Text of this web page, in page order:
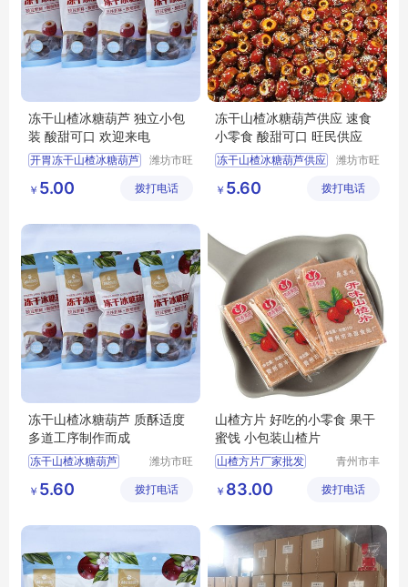
冻干山楂冰糖葫芦 独立小包
装 酸甜可口 欢迎来电
开胃冻干山楂冰糖葫芦
冻干山楂冰糖葫芦
潍坊市旺
限公司
￥ 5.00 拨打电话
冻干山楂冰糖葫芦供应 速食
小零食 酸甜可口 旺民供应
冻干山楂冰糖葫芦供应
冻干山楂冰糖葫芦
潍坊市旺
限公司
￥ 5.60 拨打电话
冻干山楂冰糖葫芦 质酥适度
多道工序制作而成
冻干山楂冰糖葫芦
冻干芝麻糖葫芦
冻干山楂冰糖葫芦厂家
潍坊市旺
限公司
￥ 5.60 拨打电话
山楂方片 好吃的小零食 果干
蜜饯 小包装山楂片
山楂方片厂家批发
青州市丰
￥ 83.00 拨打电话